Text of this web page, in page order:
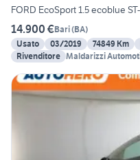
FORD EcoSport 1.5 ecoblue
14.900 €Bari(BA)
Usato
03/2019 74849 Km
Rivenditore Maldarizzi